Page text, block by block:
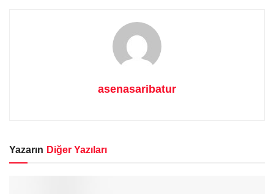
asenasaribatur
Yazarın Diğer Yazıları